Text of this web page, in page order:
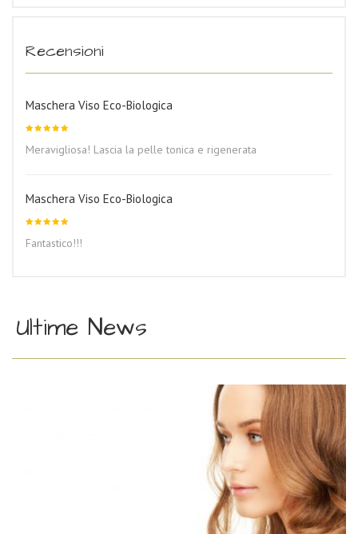
Recensioni
Maschera Viso Eco-Biologica
5 su 5
Meravigliosa! Lascia la pelle tonica e rigenerata
Maschera Viso Eco-Biologica
5
su 5
Fantastico!!!
Ultime News